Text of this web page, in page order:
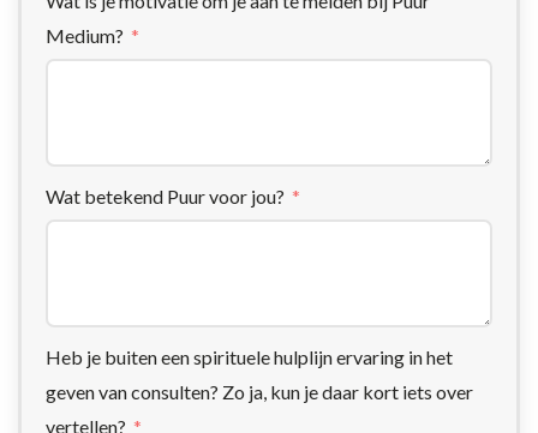
Medium?
Wat betekend Puur voor jou?
Heb je buiten een spirituele hulplijn ervaring in het
geven van consulten? Zo ja, kun je daar kort iets over
vertellen?